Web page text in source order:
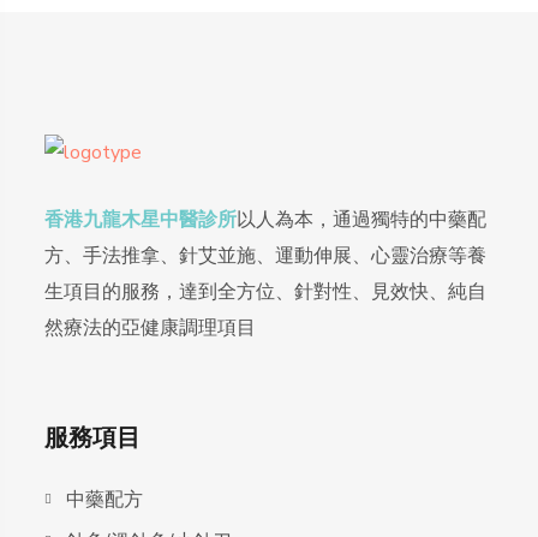
香港九龍木星中醫診所以人為本，通過獨特的中藥配
方、手法推拿、針艾並施、運動伸展、心靈治療等養
生項目的服務，達到全方位、針對性、見效快、純自
然療法的亞健康調理項目
服務項目
中藥配方